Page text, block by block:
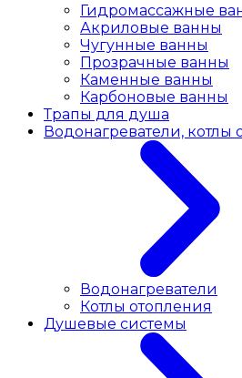
Гидромассажные
Акриловые ванны
Чугунные ванны
Прозрачные ванны
Каменные ванны
Карбоновые ванны
Трапы для душа
Водонагреватели, котлы
Водонагреватели
Котлы отопления
Душевые системы